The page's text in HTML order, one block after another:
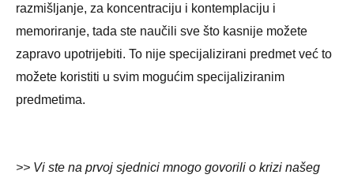
razmišljanje, za koncentraciju i kontemplaciju i
memoriranje, tada ste naučili sve što kasnije možete
zapravo upotrijebiti. To nije specijalizirani predmet već to
možete koristiti u svim mogućim specijaliziranim
predmetima.
>> Vi ste na prvoj sjednici mnogo govorili o krizi našeg